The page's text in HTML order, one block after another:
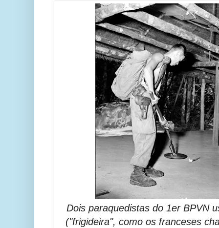
Dois paraquedistas do 1er BPVN
("frigideira", como os franceses